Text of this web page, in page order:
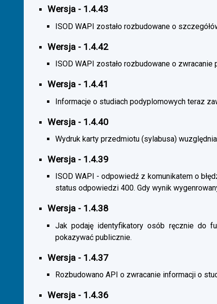
Wersja - 1.4.43
ISOD WAPI zostało rozbudowane o
Wersja - 1.4.42
ISOD WAPI zostało rozbudowane o zwracanie
Wersja - 1.4.41
Informacje o studiach podyplomowych teraz
Wersja - 1.4.40
Wydruk karty przedmiotu (sylabusa)
Wersja - 1.4.39
ISOD WAPI - odpowiedź z komunikatem o
status odpowiedzi 400. Gdy wynik
Wersja - 1.4.38
Jak podaję identyfikatory osób ręcznie do
pokazywać publicznie.
Wersja - 1.4.37
Rozbudowano API o zwracanie informacji o
Wersja - 1.4.36